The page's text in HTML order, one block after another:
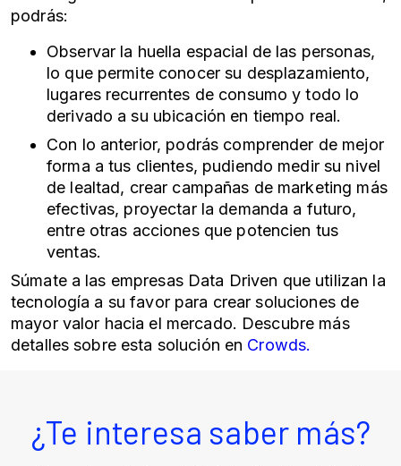
podrás:
Observar la huella espacial de las personas,
lo que permite conocer su desplazamiento,
lugares recurrentes de consumo y todo lo
derivado a su ubicación en tiempo real.
Con lo anterior, podrás comprender de mejor
forma a tus clientes, pudiendo medir su nivel
de lealtad, crear campañas de marketing más
efectivas, proyectar la demanda a futuro,
entre otras acciones que potencien tus
ventas.
Súmate a las empresas Data Driven que utilizan la
tecnología a su favor para crear soluciones de
mayor valor hacia el mercado. Descubre más
detalles sobre esta solución en Crowds.
¿Te interesa saber más?